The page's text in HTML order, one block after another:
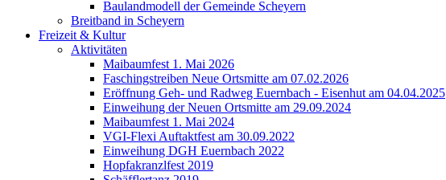
Baulandmodell der Gemeinde Scheyern
Breitband in Scheyern
Freizeit & Kultur
Aktivitäten
Maibaumfest 1. Mai 2026
Faschingstreiben Neue Ortsmitte am 07.02.2026
Eröffnung Geh- und Radweg Euernbach - Eisenhut am 04.04.2025
Einweihung der Neuen Ortsmitte am 29.09.2024
Maibaumfest 1. Mai 2024
VGI-Flexi Auftaktfest am 30.09.2022
Einweihung DGH Euernbach 2022
Hopfakranzlfest 2019